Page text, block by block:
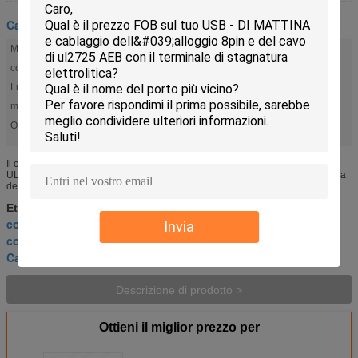
Invia
Cablaggio dell'iniettore
Materiale:
PVC
colore:
Lunghezza:
10 m
muffa:
Su misura
OD:
6.5 mm
Il cablaggio del cavo dell'iniettore della spina di USB2.0-A ha personalizzato
UL94 - la saldatura a macchina interamente-Automati del cablaggio di plastica
del cavo V0 Lunghezza: Cliente Autenticazione: RoHS ...
Etichette:
connettore del cablaggio dell'iniettore di combustibile
connettore dei collegamenti dell'iniettore di combustibile
Cablaggio del cavo di Molex
Descrizione di prodotto >
Ottieni il miglior prezzo per